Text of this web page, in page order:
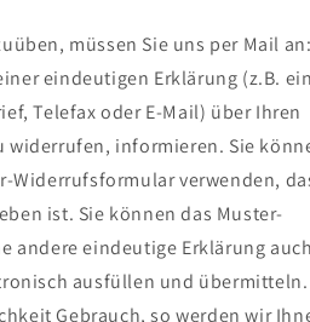
müssen Sie uns per Mail an:
eindeutigen Erklärung (z.B. ein
Telefax oder E-Mail) über Ihren
widerrufen, informieren. Sie
Widerrufsformular verwenden,
ist. Sie können das Muster-
andere eindeutige Erklärung auch
ausfüllen und übermitteln.
Gebrauch, so werden wir